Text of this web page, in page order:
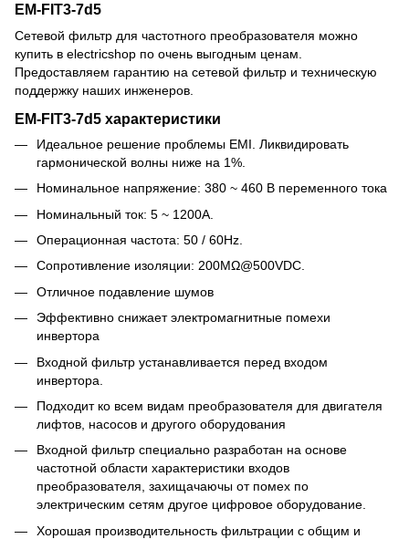
EM-FIT3-7d5
Сетевой фильтр для частотного преобразователя можно
купить в electricshop по очень выгодным ценам.
Предоставляем гарантию на сетевой фильтр и техническую
поддержку наших инженеров.
EM-FIT3-7d5 характеристики
Идеальное решение проблемы EMI. Ликвидировать
гармонической волны ниже на 1%.
Номинальное напряжение: 380 ~ 460 В переменного тока
Номинальный ток: 5 ~ 1200A.
Операционная частота: 50 / 60Hz.
Сопротивление изоляции: 200MΩ@500VDC.
Отличное подавление шумов
Эффективно снижает электромагнитные помехи
инвертора
Входной фильтр устанавливается перед входом
инвертора.
Подходит ко всем видам преобразователя для двигателя
лифтов, насосов и другого оборудования
Входной фильтр специально разработан на основе
частотной области характеристики входов
преобразователя, захищачаючы от помех по
электрическим сетям другое цифровое оборудование.
Хорошая производительность фильтрации с общим и